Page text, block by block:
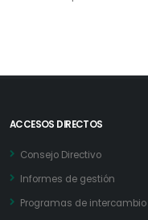
ACCESOS DIRECTOS
Consejo Directivo
Informes de gestión
Programas de